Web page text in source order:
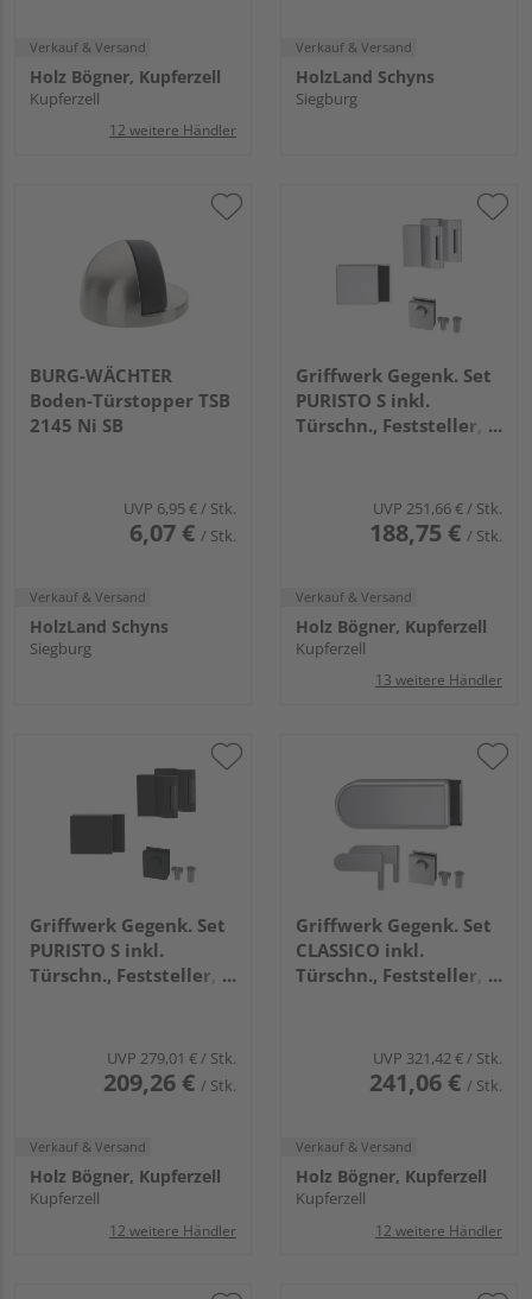
Verkauf & Versand
Holz Bögner, Kupferzell
Kupferzell
12 weitere Händler
Verkauf & Versand
HolzLand Schyns
Siegburg
BURG-WÄCHTER
Boden-Türstopper TSB
2145 Ni SB
UVP 6,95 €/ Stk.
6,07 € / Stk.
Verkauf & Versand
HolzLand Schyns
Siegburg
Griffwerk Gegenk. Set
PURISTO S inkl.
Türschn., Feststeller,
UVP 251,66 €/ Stk.
188,75 € / Stk.
Verkauf & Versand
Holz Bögner, Kupferzell
Kupferzell
13 weitere Händler
Griffwerk Gegenk. Set
PURISTO S inkl.
Türschn., Feststeller,
UVP 279,01 €/ Stk.
209,26 € / Stk.
Verkauf & Versand
Holz Bögner, Kupferzell
Kupferzell
12 weitere Händler
Griffwerk Gegenk. Set
CLASSICO inkl.
Türschn., Feststeller,
UVP 321,42 €/ Stk.
241,06 € / Stk.
Verkauf & Versand
Holz Bögner, Kupferzell
Kupferzell
12 weitere Händler